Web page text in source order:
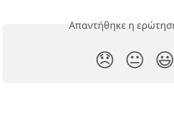
Απαντήθηκε η
😞 😐 😃